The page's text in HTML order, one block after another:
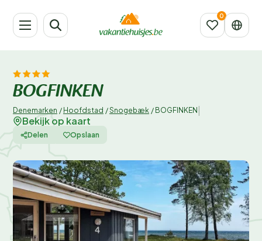
BOGFINKEN
Denemarken / Hoofdstad /Snogebæk / BOGFINKEN
Bekijk op kaart
Delen Opslaan